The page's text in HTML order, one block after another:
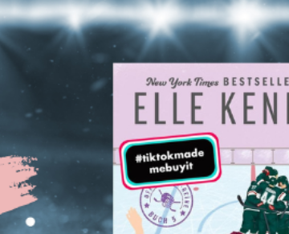
Legacy – Endlich
|